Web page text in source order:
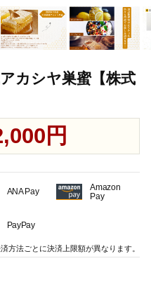
カシヤ巣蜜【株式
円
ANA Pay
Amazon
Pay
PayPay
方法ごとに決済上限額が異なります。